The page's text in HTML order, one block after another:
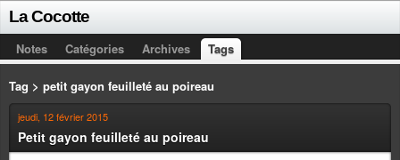
La Cocotte
Notes Catégories Archives Tags
Tag > petit gayon feuilleté au poireau
jeudi, 12 février 2015
Petit gayon feuilleté au poireau